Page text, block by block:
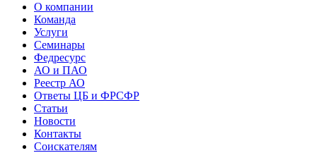
О компании
Команда
Услуги
Семинары
Федресурс
АО и ПАО
Реестр АО
Ответы ЦБ и ФРСФР
Статьи
Новости
Контакты
Соискателям